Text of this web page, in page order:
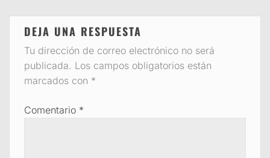
DEJA UNA RESPUESTA
Tu dirección de correo electrónico no será
publicada. Los campos obligatorios están
marcados con *
Comentario *